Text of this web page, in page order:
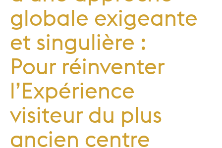
globale exigeante
et singulière :
Pour réinventer
l’Expérience
visiteur du plus
ancien centre